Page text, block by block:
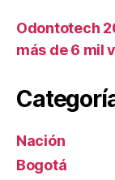
Odontotech
más de 6 mil
Nación
Bogotá